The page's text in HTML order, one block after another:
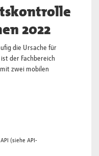
2022
die Ursache für
der Fachbereich
zwei mobilen
API (siehe API-